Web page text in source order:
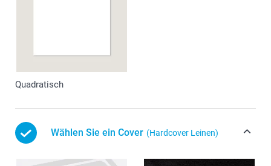
Quadratisch
Wählen Sie ein Cover (Hardcover Leinen)